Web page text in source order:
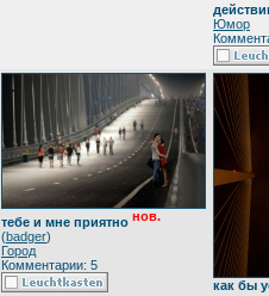
Юмор
тебе и мне приятно нов.
(badger)
Город
Комментарии: 5
как бы